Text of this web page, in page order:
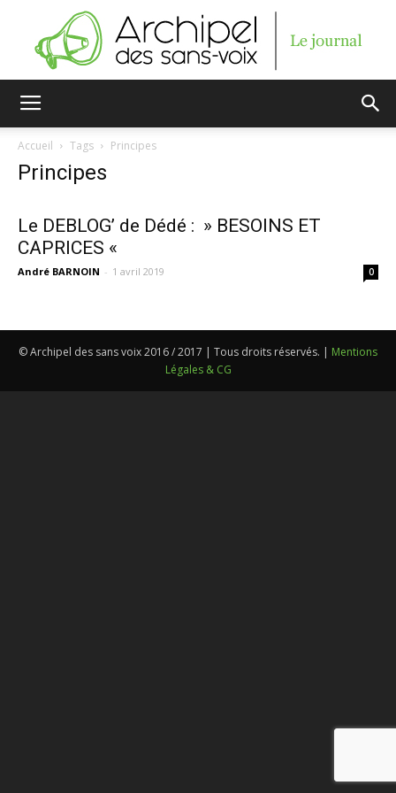
voix
Accueil Tags Principes
Principes
Le DEBLOG’ de Dédé : » BESOINS ET
CAPRICES «
André BARNOIN - 1 avril 2019 0
© Archipel des sans voix 2016 / 2017 | Tous droits réservés. | Mentions
Légales & CG